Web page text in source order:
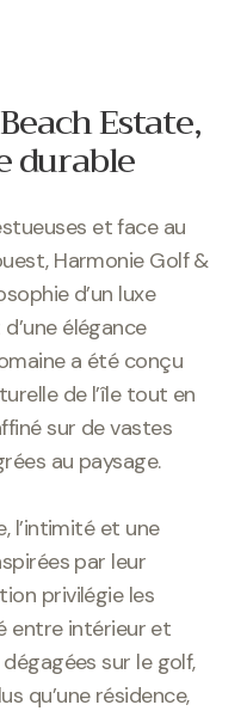
Estate,
durable
et face au
Harmonie Golf &
d’un luxe
élégance
a été conçu
de l’île tout en
sur de vastes
au paysage.
l’intimité et une
par leur
privilégie les
entre intérieur et
sur le golf,
qu’une résidence,